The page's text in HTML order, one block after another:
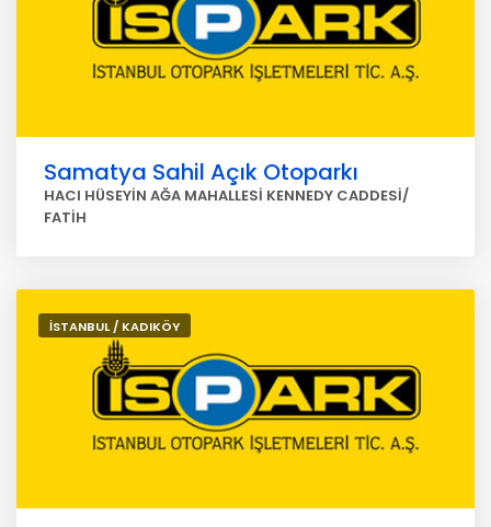
Samatya Sahil Açık Otoparkı
HACI HÜSEYİN AĞA MAHALLESİ KENNEDY CADDESİ/
FATİH
İSTANBUL / KADIKÖY